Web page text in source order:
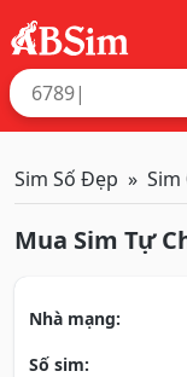
Sim Số Đẹp Sim
Mua Sim Tự
Nhà mạng:
Số sim: